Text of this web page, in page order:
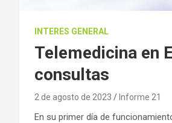
INTERES GENERAL
Telemedicina en
consultas
2 de agosto de 2023 Informe 21
En su primer día de